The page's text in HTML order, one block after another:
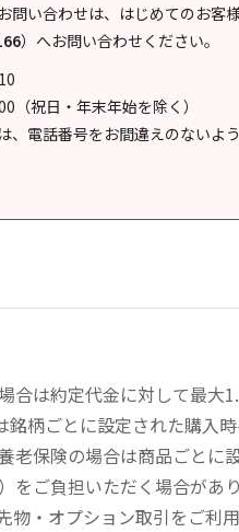
問い合わせは、はじめてのお客
） へお問い合わせください。
（祝日・年末年始を除く）
、電話番号をお間違えのないよ
合は約定代金に対して最大
柄ごとに設定された購入
老保険の場合は商品ごとに
をご負担いただく場合があ
物・オプション取引をご利